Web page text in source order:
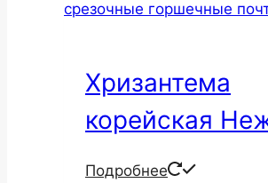
Хризантема
корейская
Подробнее